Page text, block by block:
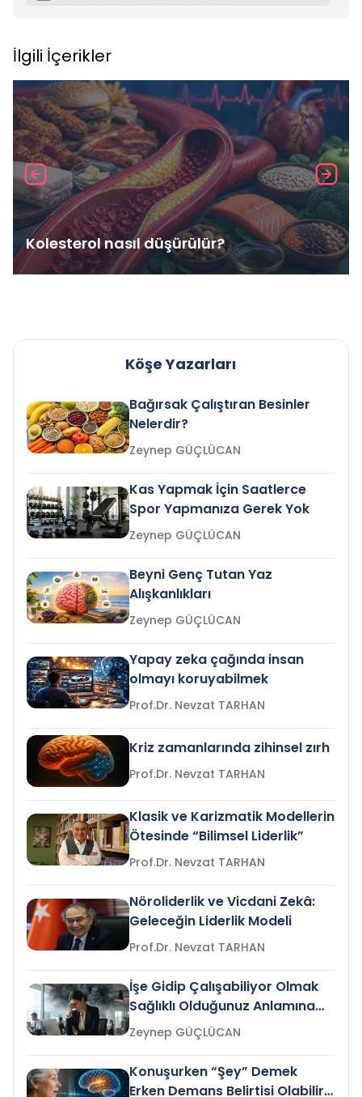
İlgili İçerikler
Kolesterol nasıl düşürülür?
Köşe Yazarları
Bağırsak Çalıştıran Besinler
Nelerdir?
Zeynep GÜÇLÜCAN
Kas Yapmak İçin Saatlerce
Spor Yapmanıza Gerek Yok
Zeynep GÜÇLÜCAN
Beyni Genç Tutan Yaz
Alışkanlıkları
Zeynep GÜÇLÜCAN
Yapay zeka çağında insan
olmayı koruyabilmek
Prof.Dr. Nevzat TARHAN
Kriz zamanlarında zihinsel zırh
Prof.Dr. Nevzat TARHAN
Klasik ve Karizmatik Modellerin
Ötesinde “Bilimsel Liderlik”
Prof.Dr. Nevzat TARHAN
Nöroliderlik ve Vicdani Zekâ:
Geleceğin Liderlik Modeli
Prof.Dr. Nevzat TARHAN
İşe Gidip Çalışabiliyor Olmak
Sağlıklı Olduğunuz Anlamına
Gelir mi?Zeynep GÜÇLÜCAN
Konuşurken “Şey” Demek
Erken Demans Belirtisi Olabilir